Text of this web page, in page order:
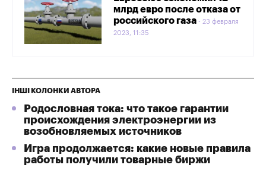
млрд евро после отказа от
российского газа
23 февраля
2023, 11:35
ІНШІ КОЛОНКИ АВТОРА
Родословная тока: что такое гарантии
происхождения электроэнергии из
возобновляемых источников
Игра продолжается: какие новые правила
работы получили товарные биржи